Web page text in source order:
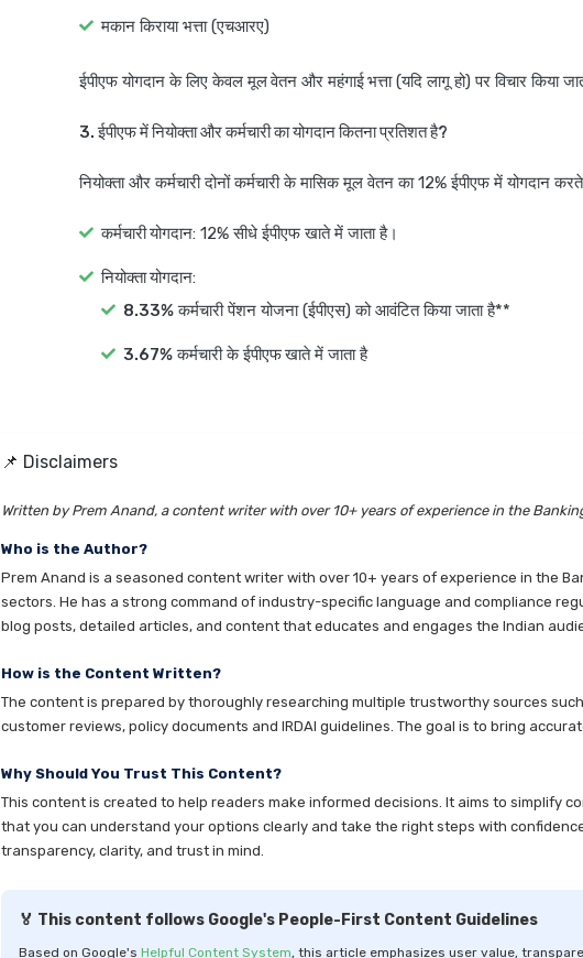
मकान किराया भत्ता (एचआरए)
ईपीएफ योगदान के लिए केवलमूल वेतन औरमहंगाई भत्ता(यदि लागू हो) पर विचार किया
3. ईपीएफ में नियोक्ता और कर्मचारी का योगदान कितना प्रतिशत है?
नियोक्ता और कर्मचारी दोनों कर्मचारी के मासिक मूल वेतन का 12% ईपीएफ में योगदान
कर्मचारी योगदान: 12% सीधे ईपीएफ खाते में जाता है।
नियोक्ता योगदान:
8.33%कर्मचारी पेंशन योजना (ईपीएस) को आवंटित किया जाता है**
3.67%कर्मचारी केईपीएफ खातेमें जाता है
📌 Disclaimers
Written by Prem Anand, a content writer with over 10+ years of experience in the
Who is the Author?
Prem Anand is a seasoned content writer with over 10+ years of experience in the
sectors. He has a strong command of industry-specific language and compliance
blog posts, detailed articles, and content that educates and engages the Indian
How is the Content Written?
The content is prepared by thoroughly researching multiple trustworthy sources
customer reviews, policy documents and IRDAI guidelines. The goal is to bring
Why Should You Trust This Content?
This content is created to help readers make informed decisions. It aims to simplify
that you can understand your options clearly and take the right steps with
transparency, clarity, and trust in mind.
🏅 This content follows Google's People-First Content Guidelines
Based on Google's Helpful Content System, this article emphasizes user value,